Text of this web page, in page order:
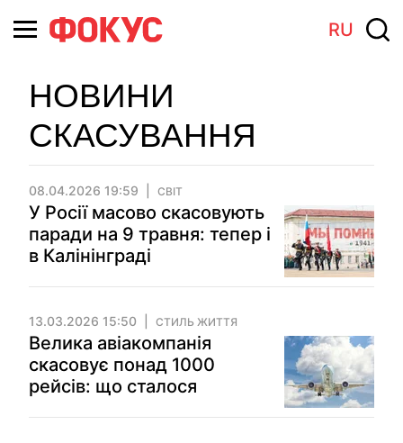
RU
НОВИНИ
СКАСУВАННЯ
08.04.2026 19:59 СВІТ
У Росії масово скасовують
паради на 9 травня: тепер і
в Калінінграді
13.03.2026 15:50 СТИЛЬ ЖИТТЯ
Велика авіакомпанія
скасовує понад 1000
рейсів: що сталося